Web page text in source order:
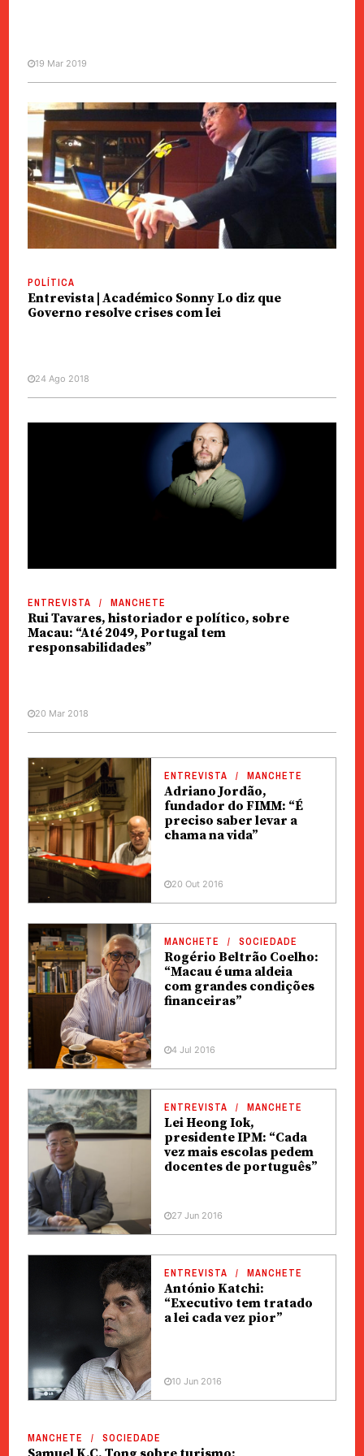
CHINA / ÁSIA ENTREVISTA MANCHETE
Entrevista | Li Keqiang,
primeiro-ministro chinês
19 Mar 2019
POLÍTICA
Entrevista | Académico Sonny Lo diz que
Governo resolve crises com lei
24 Ago 2018
ENTREVISTA MANCHETE
Rui Tavares, historiador e político, sobre
Macau: “Até 2049, Portugal tem
responsabilidades”
20 Mar 2018
ENTREVISTA MANCHETE
Adriano Jordão,
fundador do FIMM: “É
preciso saber levar a
chama na vida”
20 Out 2016
MANCHETE SOCIEDADE
Rogério Beltrão Coelho:
“Macau é uma aldeia
com grandes condições
financeiras”
4 Jul 2016
ENTREVISTA MANCHETE
Lei Heong Iok,
presidente IPM: “Cada
vez mais escolas pedem
docentes de português”
27 Jun 2016
ENTREVISTA MANCHETE
António Katchi:
“Executivo tem tratado
a lei cada vez pior”
10 Jun 2016
MANCHETE SOCIEDADE